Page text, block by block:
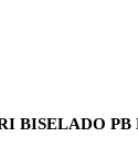
BISELADO PB